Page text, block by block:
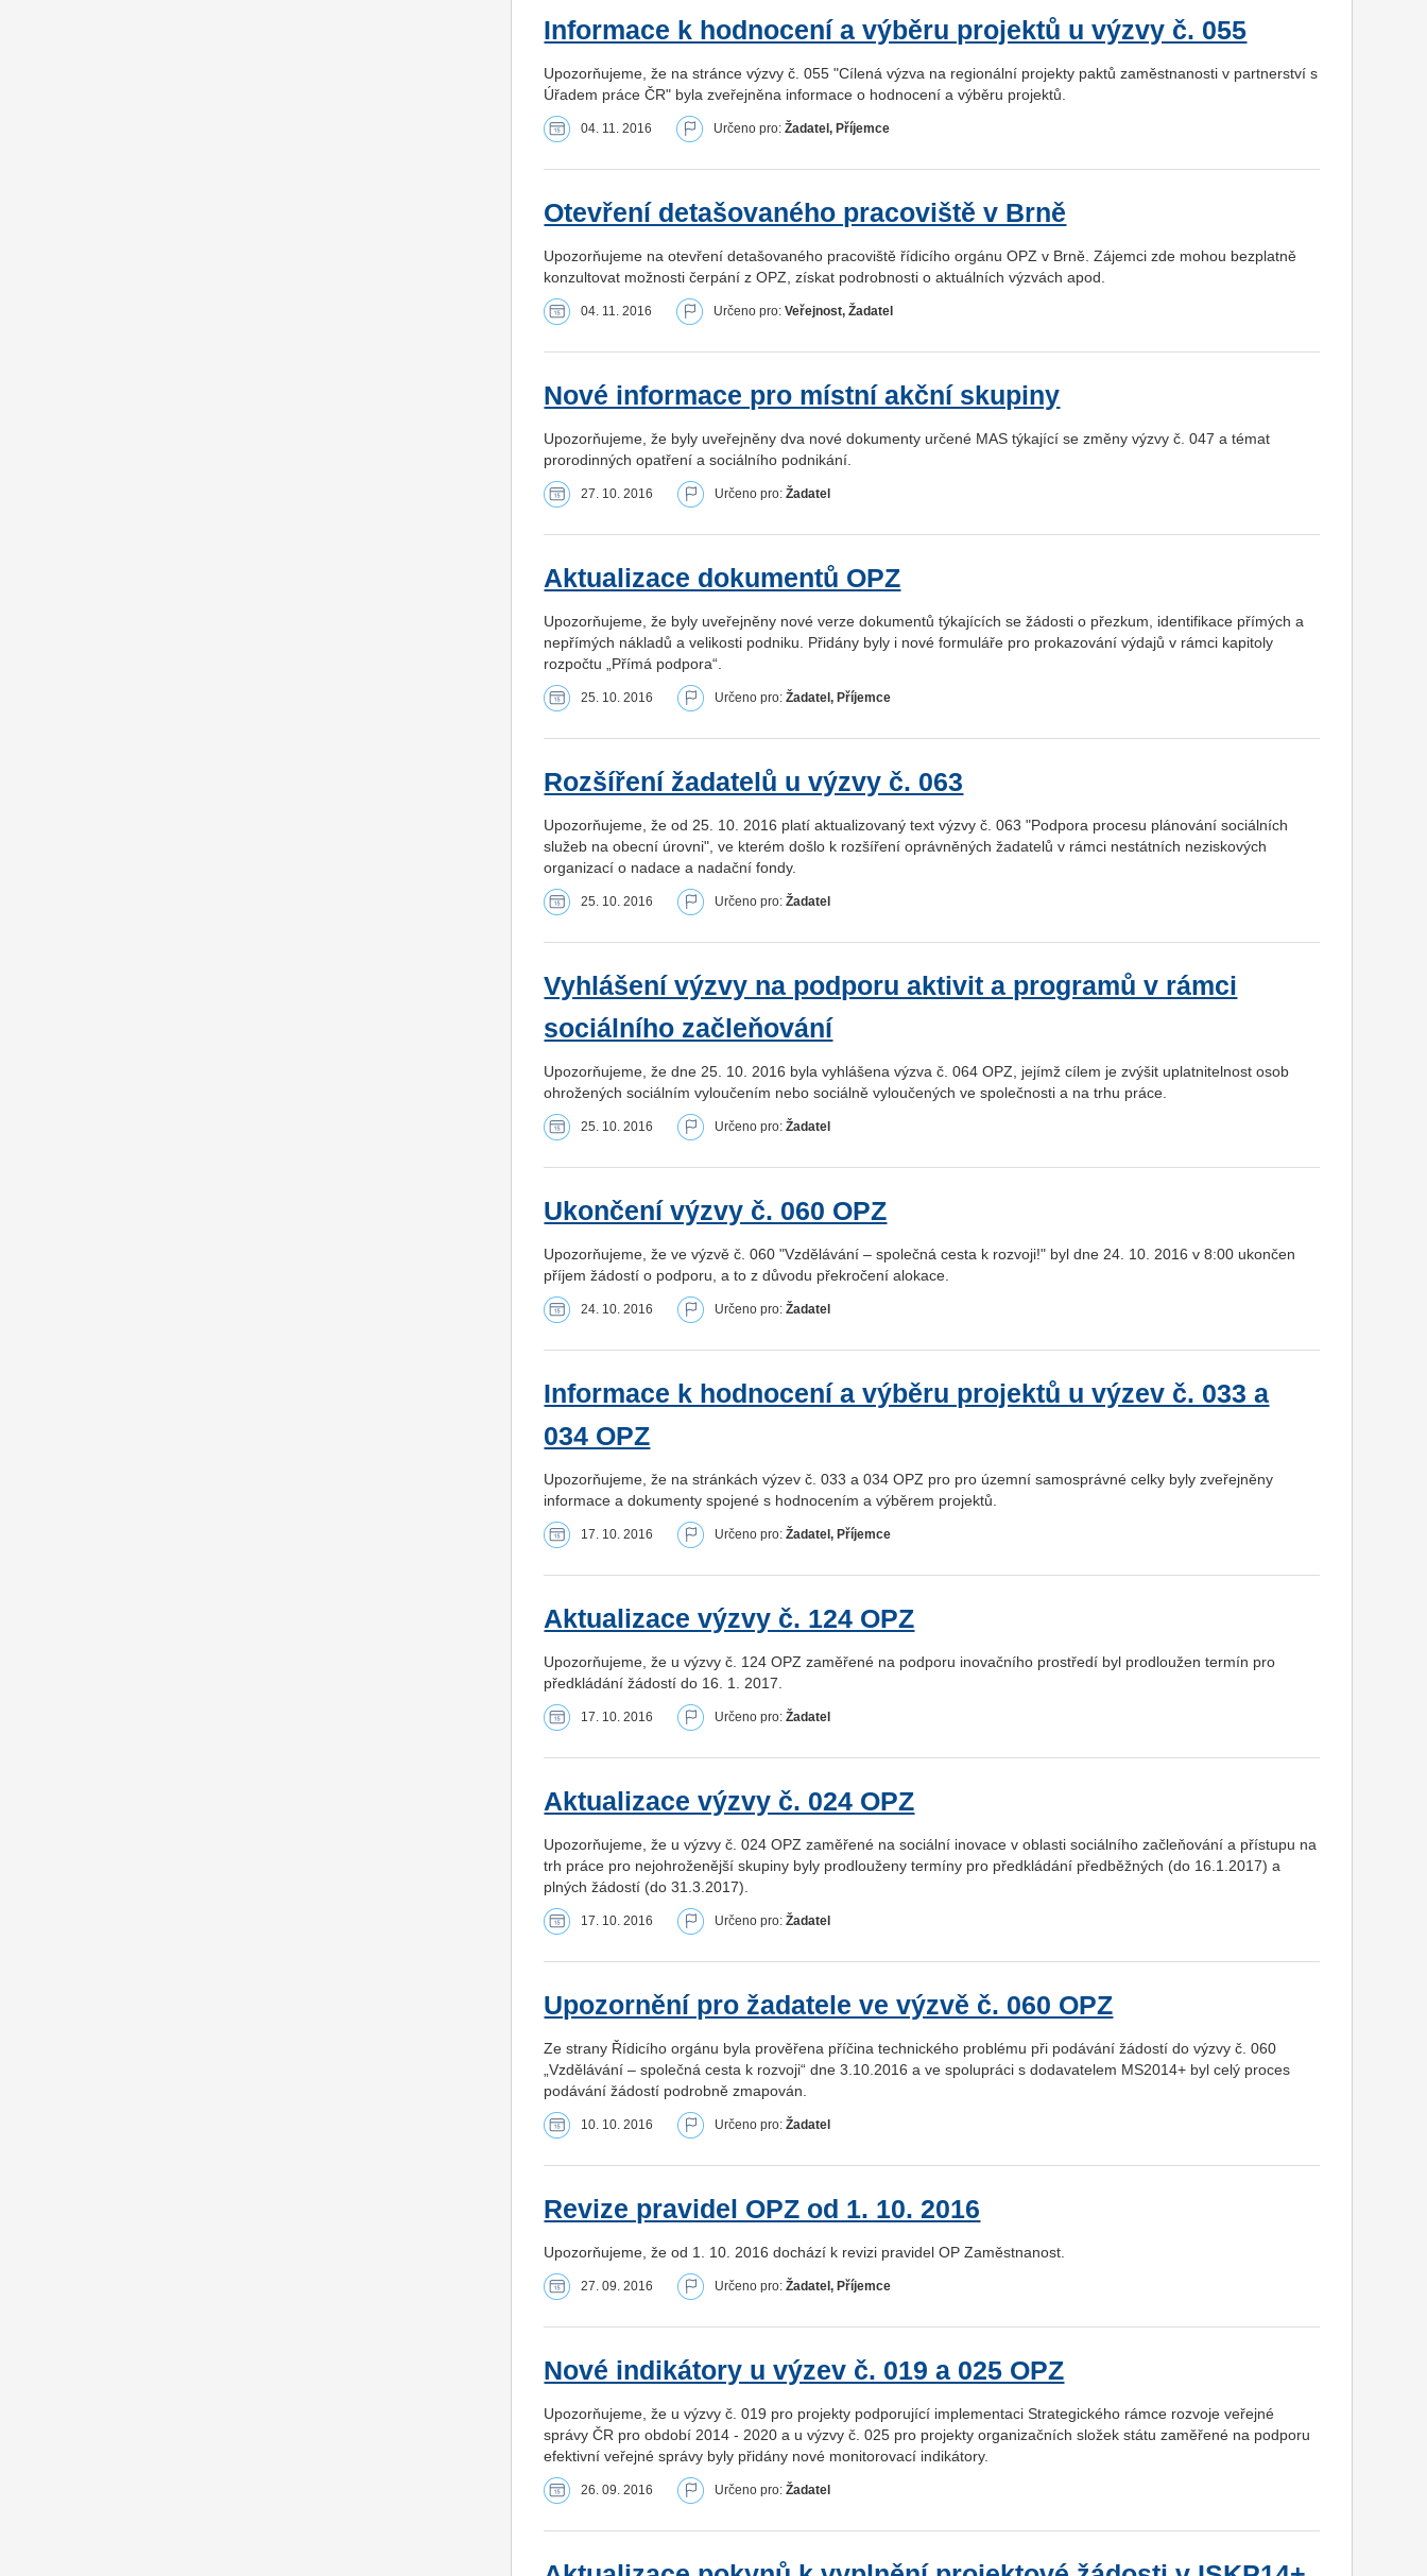
Informace k hodnocení a výběru projektů u výzvy č. 055
Upozorňujeme, že na stránce výzvy č. 055 "Cílená výzva na regionální projekty paktů zaměstnanosti v partnerství s
Úřadem práce ČR" byla zveřejněna informace o hodnocení a výběru projektů.
04. 11. 2016 Určeno pro:Žadatel, Příjemce
Otevření detašovaného pracoviště v Brně
Upozorňujeme na otevření detašovaného pracoviště řídicího orgánu OPZ v Brně. Zájemci zde mohou bezplatně
konzultovat možnosti čerpání z OPZ, získat podrobnosti o aktuálních výzvách apod.
04. 11. 2016 Určeno pro:Veřejnost, Žadatel
Nové informace pro místní akční skupiny
Upozorňujeme, že byly uveřejněny dva nové dokumenty určené MAS týkající se změny výzvy č. 047 a témat
prorodinných opatření a sociálního podnikání.
27. 10. 2016 Určeno pro:Žadatel
Aktualizace dokumentů OPZ
Upozorňujeme, že byly uveřejněny nové verze dokumentů týkajících se žádosti o přezkum, identifikace přímých a
nepřímých nákladů a velikosti podniku. Přidány byly i nové formuláře pro prokazování výdajů v rámci kapitoly
rozpočtu „Přímá podpora“.
25. 10. 2016 Určeno pro:Žadatel, Příjemce
Rozšíření žadatelů u výzvy č. 063
Upozorňujeme, že od 25. 10. 2016 platí aktualizovaný text výzvy č. 063 "Podpora procesu plánování sociálních
služeb na obecní úrovni", ve kterém došlo k rozšíření oprávněných žadatelů v rámci nestátních neziskových
organizací o nadace a nadační fondy.
25. 10. 2016 Určeno pro:Žadatel
Vyhlášení výzvy na podporu aktivit a programů v rámci
sociálního začleňování
Upozorňujeme, že dne 25. 10. 2016 byla vyhlášena výzva č. 064 OPZ, jejímž cílem je zvýšit uplatnitelnost osob
ohrožených sociálním vyloučením nebo sociálně vyloučených ve společnosti a na trhu práce.
25. 10. 2016 Určeno pro:Žadatel
Ukončení výzvy č. 060 OPZ
Upozorňujeme, že ve výzvě č. 060 "Vzdělávání – společná cesta k rozvoji!" byl dne 24. 10. 2016 v 8:00 ukončen
příjem žádostí o podporu, a to z důvodu překročení alokace.
24. 10. 2016 Určeno pro:Žadatel
Informace k hodnocení a výběru projektů u výzev č. 033 a
034 OPZ
Upozorňujeme, že na stránkách výzev č. 033 a 034 OPZ pro pro územní samosprávné celky byly zveřejněny
informace a dokumenty spojené s hodnocením a výběrem projektů.
17. 10. 2016 Určeno pro:Žadatel, Příjemce
Aktualizace výzvy č. 124 OPZ
Upozorňujeme, že u výzvy č. 124 OPZ zaměřené na podporu inovačního prostředí byl prodloužen termín pro
předkládání žádostí do 16. 1. 2017.
17. 10. 2016 Určeno pro:Žadatel
Aktualizace výzvy č. 024 OPZ
Upozorňujeme, že u výzvy č. 024 OPZ zaměřené na sociální inovace v oblasti sociálního začleňování a přístupu na
trh práce pro nejohroženější skupiny byly prodlouženy termíny pro předkládání předběžných (do 16.1.2017) a
plných žádostí (do 31.3.2017).
17. 10. 2016 Určeno pro:Žadatel
Upozornění pro žadatele ve výzvě č. 060 OPZ
Ze strany Řídicího orgánu byla prověřena příčina technického problému při podávání žádostí do výzvy č. 060
„Vzdělávání – společná cesta k rozvoji“ dne 3.10.2016 a ve spolupráci s dodavatelem MS2014+ byl celý proces
podávání žádostí podrobně zmapován.
10. 10. 2016 Určeno pro:Žadatel
Revize pravidel OPZ od 1. 10. 2016
Upozorňujeme, že od 1. 10. 2016 dochází k revizi pravidel OP Zaměstnanost.
27. 09. 2016 Určeno pro:Žadatel, Příjemce
Nové indikátory u výzev č. 019 a 025 OPZ
Upozorňujeme, že u výzvy č. 019 pro projekty podporující implementaci Strategického rámce rozvoje veřejné
správy ČR pro období 2014 - 2020 a u výzvy č. 025 pro projekty organizačních složek státu zaměřené na podporu
efektivní veřejné správy byly přidány nové monitorovací indikátory.
26. 09. 2016 Určeno pro:Žadatel